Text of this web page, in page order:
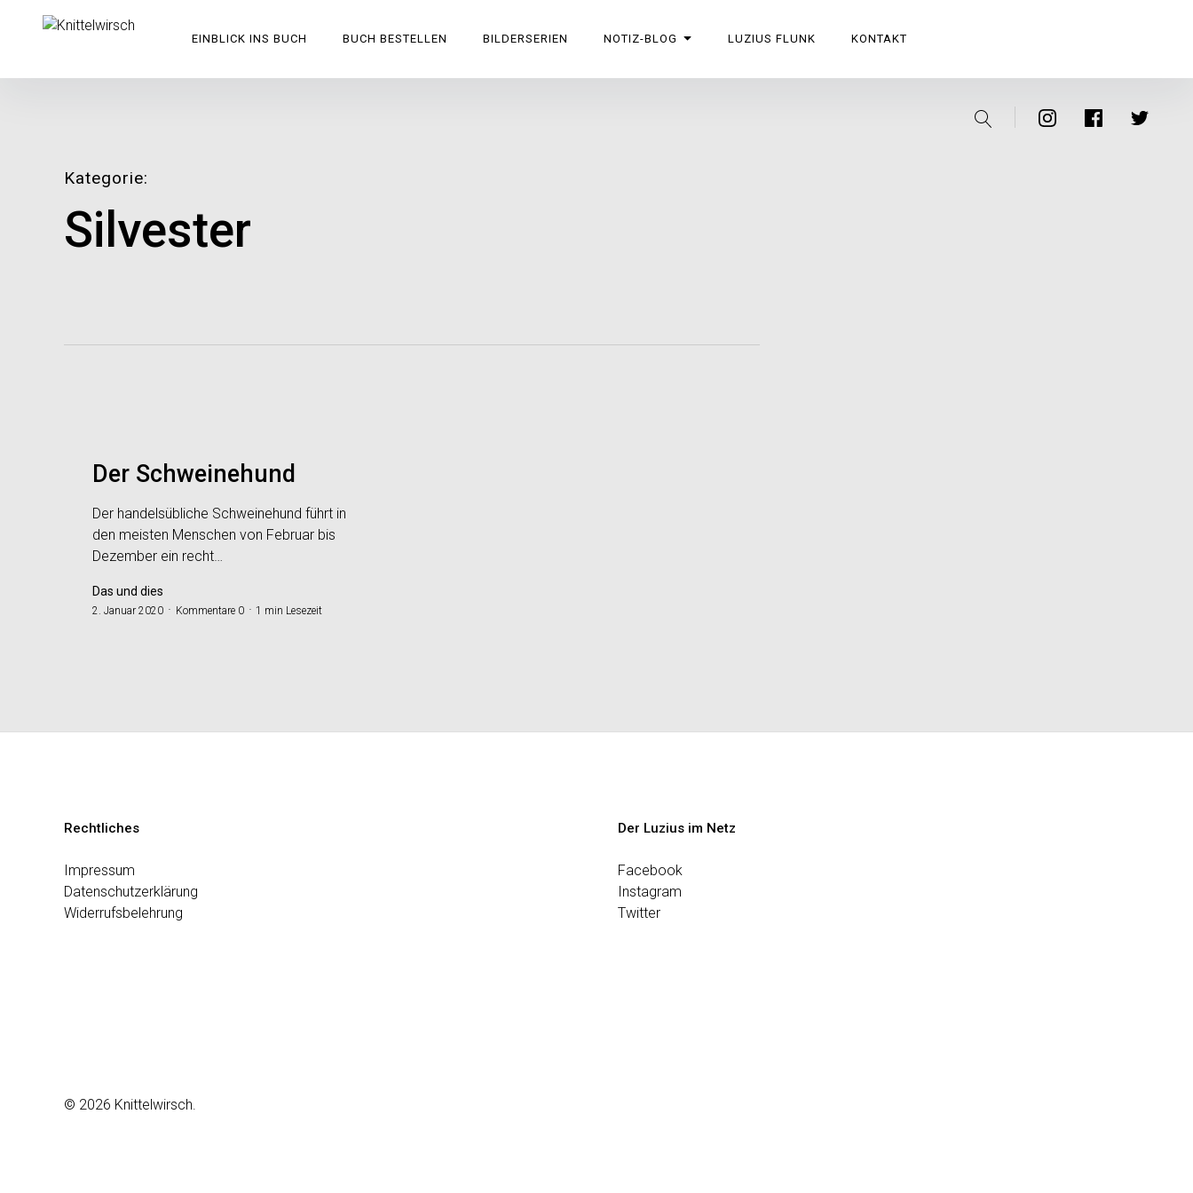
überspringenKnittelwirsch EINBLICK INS BUCH BUCH BESTELLEN BILDERSERIEN NOTIZ-BLOG LUZIUS FLUNK KONTAKT
InstagramFacebookTwitter
Kategorie
Silvester
Der Schweinehund
Der handelsübliche Schweinehund führt in
den meisten Menschen von Februar bis
Dezember ein recht…
Das und dies
2. Januar 2020 Kommentare 0 1 min Lesezeit
Rechtliches
Impressum
Datenschutzerklärung
Widerrufsbelehrung
Der Luzius im Netz
Facebook
Instagram
Twitter
© 2026 Knittelwirsch.